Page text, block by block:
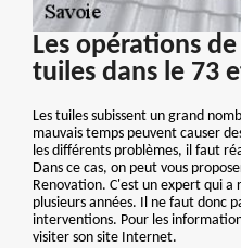
Les opérations
tuiles dans le 73
Les tuiles subissent un grand
mauvais temps peuvent causer
les différents problèmes, il faut
Dans ce cas, on peut vous
Renovation. C'est un expert qui a
plusieurs années. Il ne faut donc
interventions. Pour les
visiter son site Internet.